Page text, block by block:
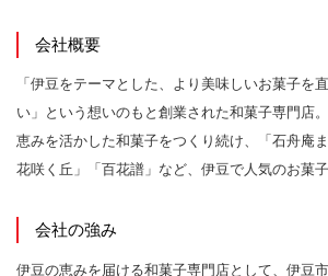
会社概要
「伊豆をテーマとした、より美味しいお菓子を
い」という想いのもと創業された和菓子専門店
恵みを活かした和菓子をつくり続け、「石舟庵
花咲く丘」「百花譜」など、伊豆で人気のお菓
会社の強み
伊豆の恵みを届ける和菓子専門店として、伊豆